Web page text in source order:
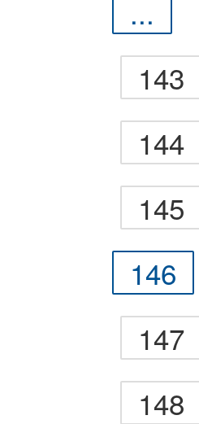
...
143
144
145
146
147
148